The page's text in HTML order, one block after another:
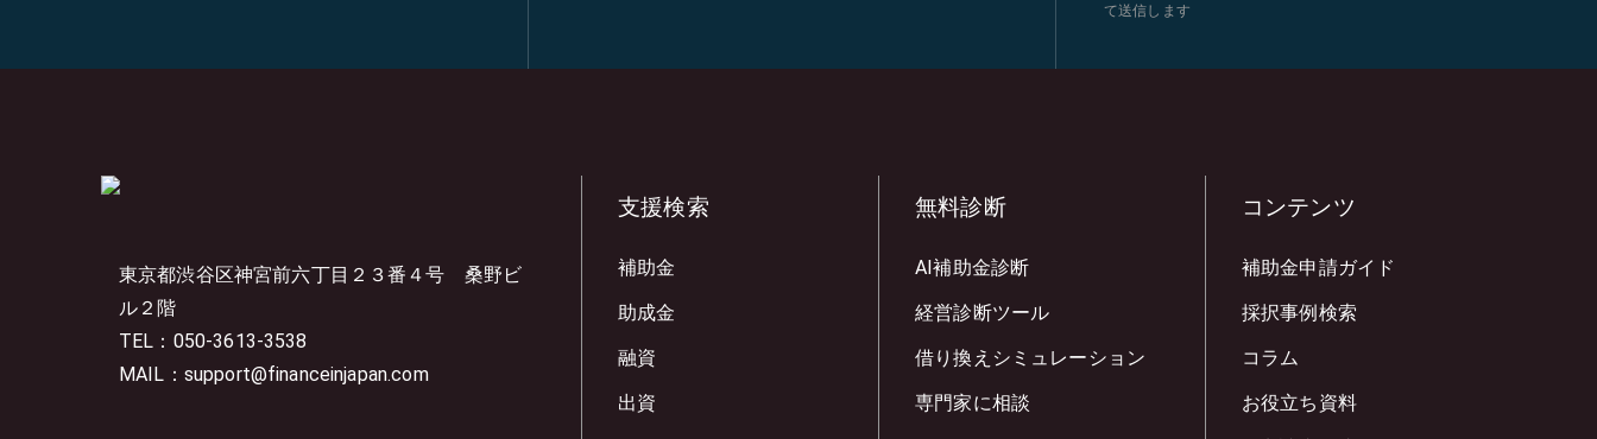
て送信します
東京都渋谷区神宮前六丁目２３番４号 桑野ビ
ル２階
TEL：050-3613-3538
MAIL：support@financeinjapan.com
支援検索
補助金
助成金
融資
出資
無料診断
AI補助金診断
経営診断ツール
借り換えシミュレーション
専門家に相談
コンテンツ
補助金申請ガイド
採択事例検索
コラム
お役立ち資料